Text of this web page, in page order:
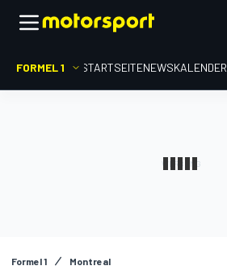
FORMEL 1 STARTSEITENEWSKALENDER
Formel 1 Montreal